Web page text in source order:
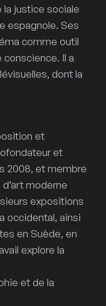
la justice sociale
espagnole. Ses
comme outil
conscience. Il a
dont la
et
et
2008, et membre
moderne
expositions
occidental, ainsi
en Suède, en
explore la
et de la